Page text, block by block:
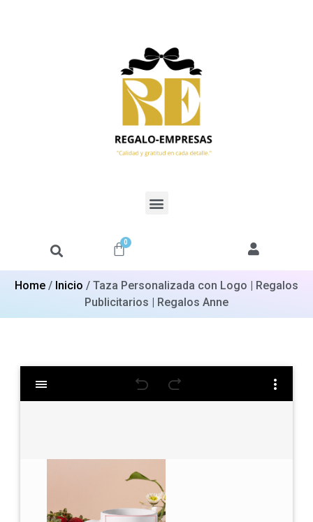
0
Home / Inicio / Taza Personalizada con Logo | Regalos
Publicitarios | Regalos Anne